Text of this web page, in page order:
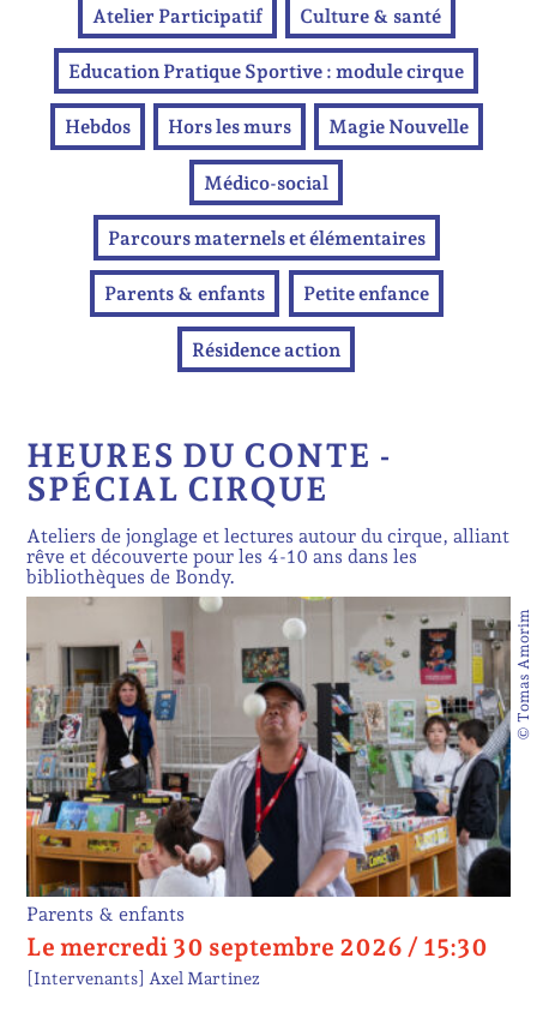
Atelier Participatif Culture & santé
Education Pratique Sportive : module cirque
Hebdos Hors les murs Magie Nouvelle
Médico-social
Parcours maternels et élémentaires
Parents & enfants Petite enfance
Résidence action
HEURES DU CONTE -
SPÉCIAL CIRQUE
Ateliers de jonglage et lectures autour du cirque, alliant
rêve et découverte pour les 4-10 ans dans les
bibliothèques de Bondy.
© Tomas Amorim
Parents & enfants
Le mercredi 30 septembre 2026 / 15:30
[Intervenants] Axel Martinez